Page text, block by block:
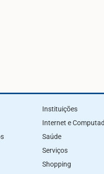
Instituições
Internet e
Saúde
Serviços
Shopping